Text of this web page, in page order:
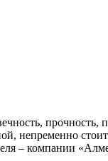
прочность,
непременно
– компании